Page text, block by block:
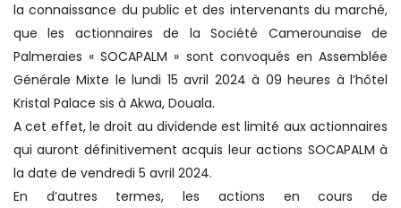
la connaissance du public et des intervenants du marché,
que les actionnaires de la Société Camerounaise de
Palmeraies « SOCAPALM » sont convoqués en Assemblée
Générale Mixte le lundi 15 avril 2024 à 09 heures à l’hôtel
Kristal Palace sis à Akwa, Douala.
A cet effet, le droit au dividende est limité aux actionnaires
qui auront définitivement acquis leur actions SOCAPALM à
la date de vendredi 5 avril 2024.
En d’autres termes, les actions en cours de